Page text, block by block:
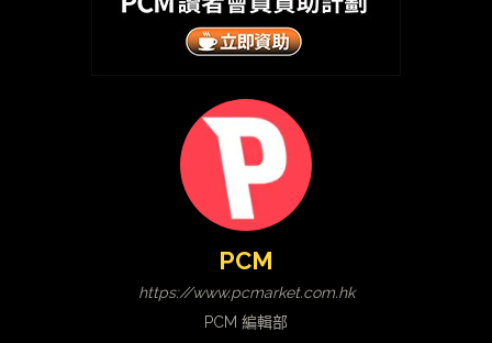
PCM
https://www.pcmarket.com.hk
PCM 編輯部